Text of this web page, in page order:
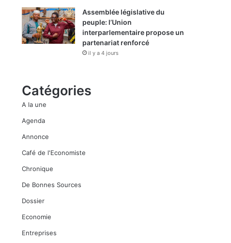
Assemblée législative du
peuple: l’Union
interparlementaire propose un
partenariat renforcé
il y a 4 jours
Catégories
A la une
Agenda
Annonce
Café de l'Economiste
Chronique
De Bonnes Sources
Dossier
Economie
Entreprises